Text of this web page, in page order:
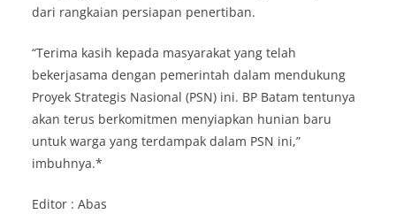
dari rangkaian persiapan penertiban.
“Terima kasih kepada masyarakat yang telah
bekerjasama dengan pemerintah dalam mendukung
Proyek Strategis Nasional (PSN) ini. BP Batam tentunya
akan terus berkomitmen menyiapkan hunian baru
untuk warga yang terdampak dalam PSN ini,”
imbuhnya.*
Editor : Abas